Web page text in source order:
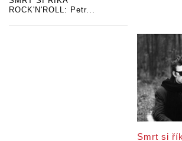
ROCK'N'ROLL: Petr...
Smrt si